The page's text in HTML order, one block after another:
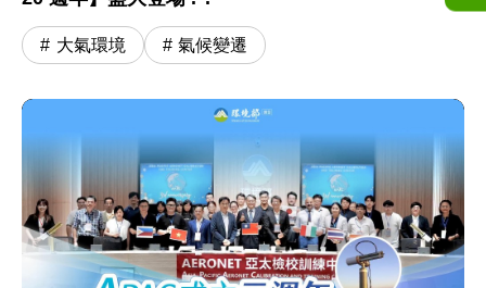
大氣環境 氣候變遷